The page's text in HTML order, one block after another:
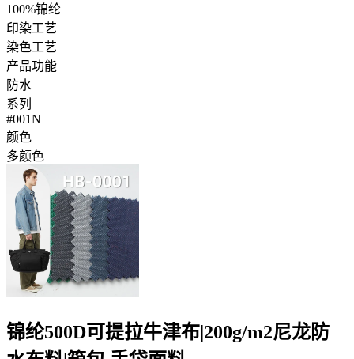
100%锦纶
印染工艺
染色工艺
产品功能
防水
系列
#001N
颜色
多颜色
锦纶500D可提拉牛津布|200g/m2尼龙防